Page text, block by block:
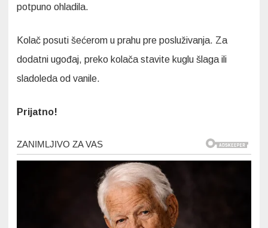
potpuno ohladila.
Kolač posuti šećerom u prahu pre posluživanja. Za
dodatni ugođaj, preko kolača stavite kuglu šlaga ili
sladoleda od vanile.
Prijatno!